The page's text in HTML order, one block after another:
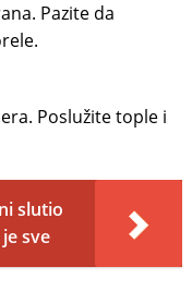
Pazite da
Poslužite tople i
slutio
sve